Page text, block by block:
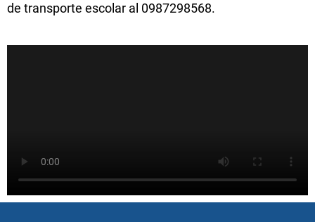
de transporte escolar al 0987298568.